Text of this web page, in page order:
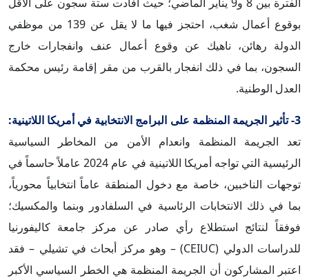
بوقوع أعمال شغب، احتجز فيها ما لا يقل عن 139 من موظفي
الدولة رهائن، ناهيك عن وقوع أعمال عنف وانفجارات خارج
السجون، بما في ذلك انفجار بالقرب من مقر إقامة رئيس محكمة
العدل الوطنية.
3- تأثير الجريمة المنظمة على البرامج الانتخابية في أمريكا اللاتينية:
تعد الجريمة المنظمة وانعدام الأمن من المخاطر السياسية
الرئيسية التي تواجه أمريكا اللاتينية في عام 2024 عاملاً حاسماً في
توجهات الناخبين، خاصة مع دخول المنطقة عاماً انتخابياً محورياً،
بما في ذلك الانتخابات الرئاسية في السلفادور وبنما والمكسيك؛
فوفقاً لنتائج استطلاع رأي صادر عن مركز جامعة كاليفورنيا
للدراسات الدولي (CEIUC) – وهو مركز أبحاث في تشيلي – فقد
اعتبر المشاركون أن الجريمة المنظمة هي الخطر السياسي الأكبر